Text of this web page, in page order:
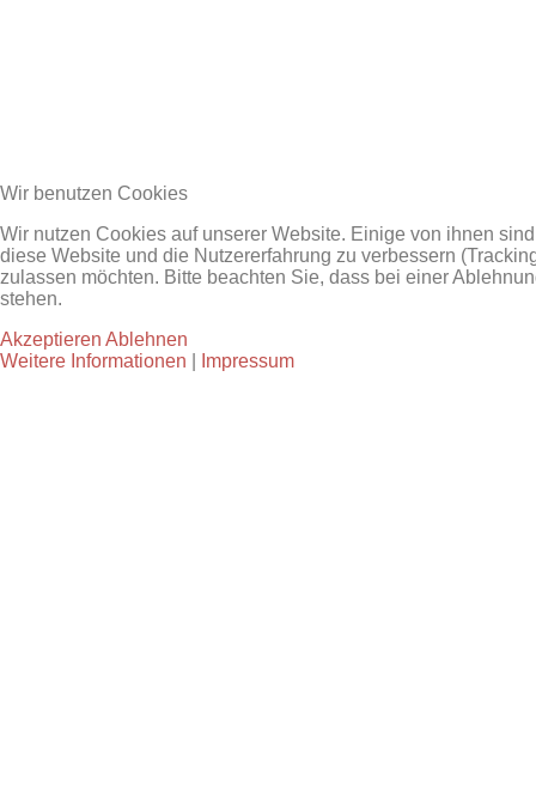
Wir benutzen Cookies
Wir nutzen Cookies auf unserer Website. Einige von ihnen
diese Website und die Nutzererfahrung zu verbessern
zulassen möchten. Bitte beachten Sie, dass bei einer
stehen.
Akzeptieren Ablehnen
Weitere Informationen
Impressum